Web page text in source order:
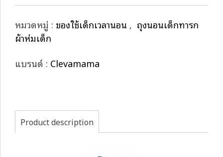
หมวดหมู่ : ของใช้เด็กเวลานอน , ถุงนอนเด็กทารก
ผ้าห่มเด็ก
แบรนด์ : Clevamama
Product description